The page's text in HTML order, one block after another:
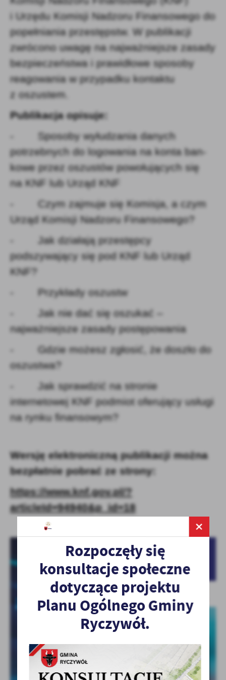
i Urzędu Komisji Nadzoru Finansowego do
popełniania przestępstw. W publikacji
zwrócono uwagę na najważniejsze zasady
bezpieczeństwa i prawidłowe sposoby
reagowania w przypadku kontaktu
z oszustem.
Publikacja opisuje:
- Sposoby wyłudzania danych
potrzebnych do logowania na konta ban­
kowe przez oszustów powołujących się
na KNF lub Urząd KNF
- Czym zajmuje się Komisja, a czym
Urząd Komisji Nadzoru Finansowego?
- Jak działają przestępcy
podszywający się pod KNF lub Urząd
KNF?
- Przykłady oszustw
- Jak nie dać się oszukać –
najważniejsze zasady postępowania
- Gdzie możesz zgłosić, że doszło do
oszustwa?
- Jak sprawdzić na stronie
internetowej KNF podmiot oferujący usługi
na rynku finansowym?
Wersję elektroniczną publikacji można
bezpłatnie pobrać ze strony:
https://www.knf.gov.pl/?
articleId=94940&p_id=18
Rozpoczęły się
konsultacje społeczne
dotyczące projektu
Planu Ogólnego Gminy
Ryczywół.